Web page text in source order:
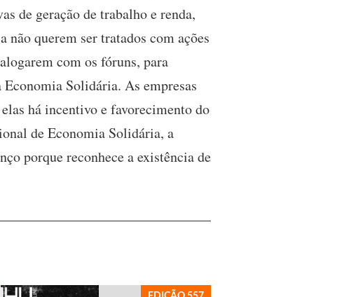
de geração de trabalho e renda,
querem ser tratados com ações
com os fóruns, para
Solidária. As empresas
há incentivo e favorecimento do
de Economia Solidária, a
porque reconhece a existência de